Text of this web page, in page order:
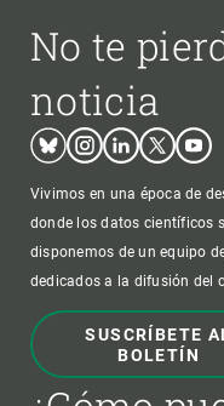
No te
noticia
BlueskyInstagram
LinkedinTwitter
Vivimos en una época de
donde los datos científicos
disponemos de un equipo
dedicados a la difusión del
SUSCRÍBETE
BOLETÍN